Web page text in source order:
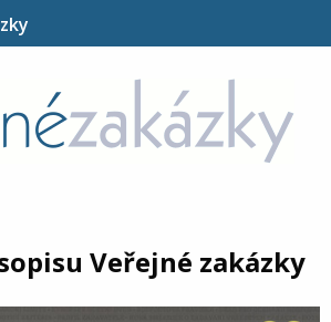
Veřejné zakázky